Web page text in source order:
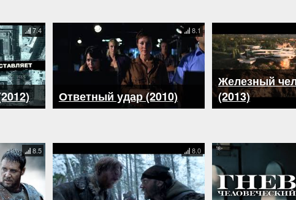
7.4
Ответный удар (2010)
8.1
Железный
(2013)
8.5 8.0